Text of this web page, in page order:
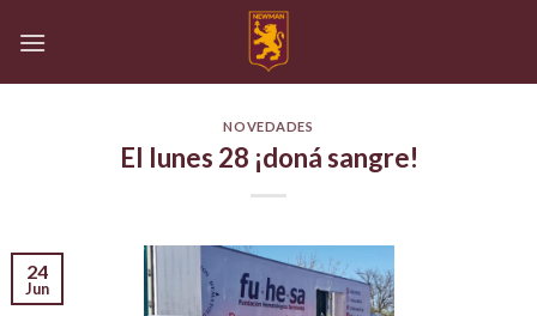
NOVEDADES
El lunes 28 ¡doná sangre!
24
Jun